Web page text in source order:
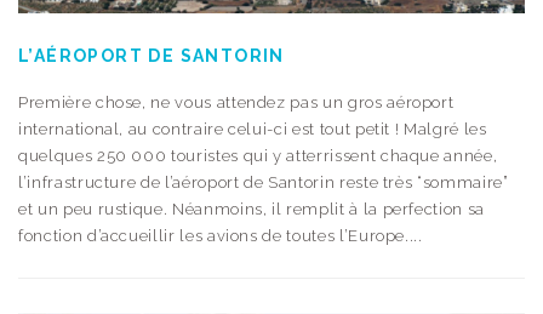
L’AÉROPORT DE SANTORIN
Première chose, ne vous attendez pas un gros aéroport
international, au contraire celui-ci est tout petit ! Malgré les
quelques 250 000 touristes qui y atterrissent chaque année,
l’infrastructure de l’aéroport de Santorin reste très “sommaire”
et un peu rustique. Néanmoins, il remplit à la perfection sa
fonction d’accueillir les avions de toutes l’Europe....